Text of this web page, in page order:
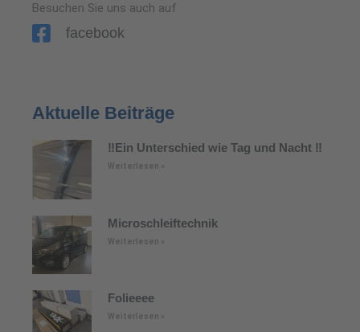
Besuchen Sie uns auch auf
facebook
Aktuelle Beiträge
‼️Ein Unterschied wie Tag und Nacht ‼️
Weiterlesen »
Microschleiftechnik
Weiterlesen »
Folieeee
Weiterlesen »